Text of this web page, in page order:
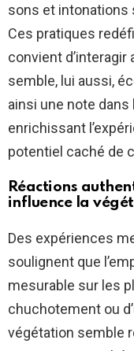
sons et intonations
Ces pratiques
convient
semble, lui aussi,
ainsi une note dans
enrichissant
potentiel caché de
Réactions
influence la
Des expériences
soulignent que
mesurable sur les
chuchotement ou
végétation semble